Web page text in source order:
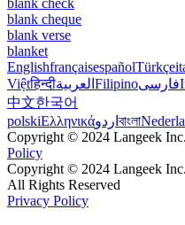
blank check
blank cheque
blank verse
blanket
EnglishfrançaisespañolTürkçe
Việtहिन्दीالعربية Filipinoفارسی
中文한국어
polskiΕλληνικάاردو বাংলা
Copyright © 2024 Langeek
Policy
Copyright © 2024 Langeek Inc.
All Rights Reserved
Privacy Policy